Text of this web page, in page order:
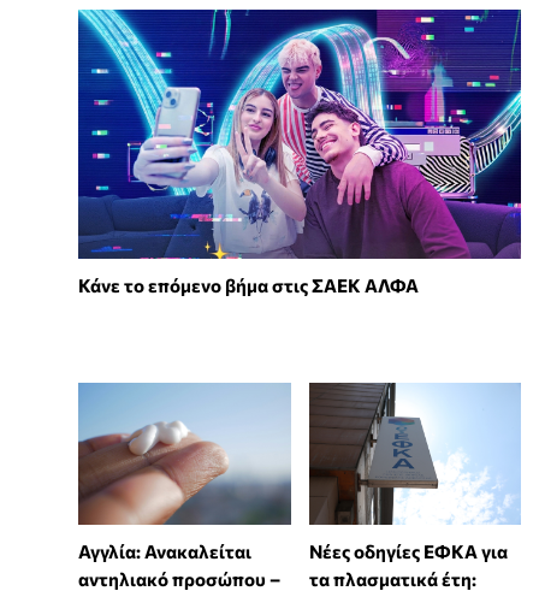
Κάνε το επόμενο βήμα στις ΣΑΕΚ ΑΛΦΑ
Αγγλία: Ανακαλείται
αντηλιακό προσώπου –
Νέες οδηγίες ΕΦΚΑ για
τα πλασματικά έτη: